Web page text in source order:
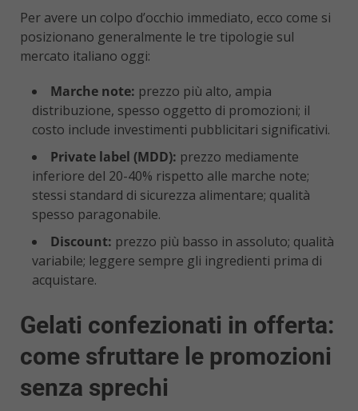
Per avere un colpo d’occhio immediato, ecco come si
posizionano generalmente le tre tipologie sul
mercato italiano oggi:
Marche note: prezzo più alto, ampia
distribuzione, spesso oggetto di promozioni; il
costo include investimenti pubblicitari significativi.
Private label (MDD): prezzo mediamente
inferiore del 20-40% rispetto alle marche note;
stessi standard di sicurezza alimentare; qualità
spesso paragonabile.
Discount: prezzo più basso in assoluto; qualità
variabile; leggere sempre gli ingredienti prima di
acquistare.
Gelati confezionati in offerta:
come sfruttare le promozioni
senza sprechi